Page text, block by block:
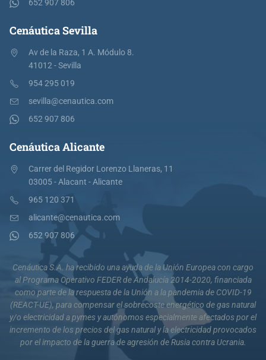
652 907 806
Cenáutica Sevilla
Av de la Raza, 1 A. Módulo 8.
41012 - Sevilla
954 295 019
sevilla@cenautica.com
652 907 806
Cenáutica Alicante
Carrer del Regidor Lorenzo Llaneras, 11
03005 - Alacant - Alicante
965 120 371
alicante@cenautica.com
652 907 806
Cenáutica S.A. ha recibido una ayuda de la Unión Europea con cargo
al Programa Operativo FEDER de Andalucía 2014-2020, financiada
como parte de la respuesta de la Unión a la pandemia de COVID-19
(REACT-UE), para compensar el sobrecoste energético de gas natural
y/o electricidad a pymes y autónomos especialmente afectados por el
incremento de los precios del gas natural y la electricidad provocados
por el impacto de la guerra de agresión de Rusia contra Ucrania.